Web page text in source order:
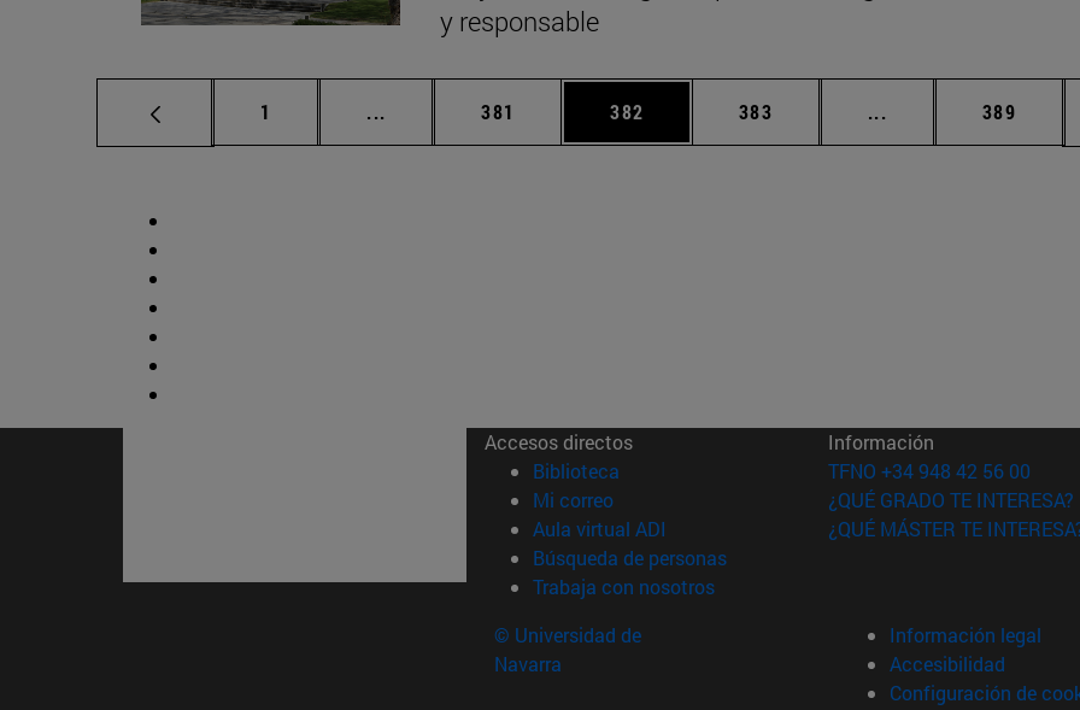
y responsable
Página
1 ... Páginas intermedias Use TAB para desplazarse.
Página
381 Página
382 Página
383 ... Páginas Página
389
Accesos directos
Biblioteca (abre en nueva ventana)
Mi correo(abre en nueva ventana)
Aula virtual ADI (abre en nueva ventana)
Búsqueda de personas(abre en nueva ventana)
Trabaja con nosotros(abre en nueva ventana)
Información
TFNO +34 948 42 56 00
¿QUÉ GRADO TE INTERESA?
¿QUÉ MÁSTER TE
© Universidad de
Navarra
Información legal
Accesibilidad
Configuración de